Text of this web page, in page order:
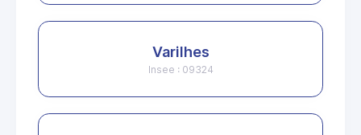
Varilhes
Insee : 09324